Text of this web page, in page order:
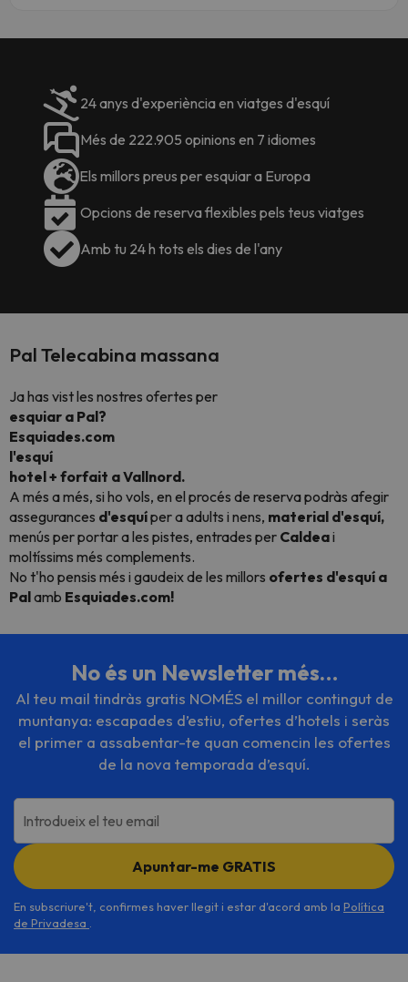
24 anys d'experiència en viatges d'esquí
Més de 222.905 opinions en 7 idiomes
Els millors preus per esquiar a Europa
Opcions de reserva flexibles pels teus viatges
Amb tu 24 h tots els dies de l'any
Pal Telecabina massana
Ja has vist les nostres ofertes per
esquiar a Pal?
Esquiades.com
l'esquí
hotel + forfait a Vallnord.
A més a més, si ho vols, en el procés de reserva podràs afegir
assegurances d'esquíper a adults i nens, material d'esquí,
menús per portar a les pistes, entrades per Caldeai
moltíssims més complements.
No t'ho pensis més i gaudeix de les millors ofertes d'esquí a
Palamb Esquiades.com!
No és un Newsletter més…
Al teu mail tindràs gratis NOMÉS el millor contingut de
muntanya: escapades d’estiu, ofertes d’hotels i seràs
el primer a assabentar-te quan comencin les ofertes
de la nova temporada d’esquí.
Introdueix el teu email
Apuntar-me GRATIS
En subscriure't, confirmes haver llegit i estar d'acord amb la Política
de Privadesa